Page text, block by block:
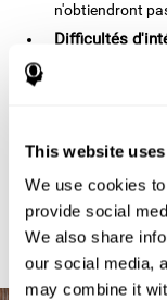
This website
We use cookies
provide social
We also share
our social media,
may combine it
n'obtiendront
Difficultés
empathiques
faciales
Très mauvais
se disputent
d'analyser la
Ils peuvent se
de la menace